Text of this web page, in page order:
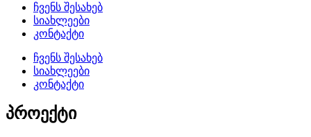
ჩვენს შესახებ
სიახლეები
კონტაქტი
ჩვენს შესახებ
სიახლეები
კონტაქტი
პროექტი